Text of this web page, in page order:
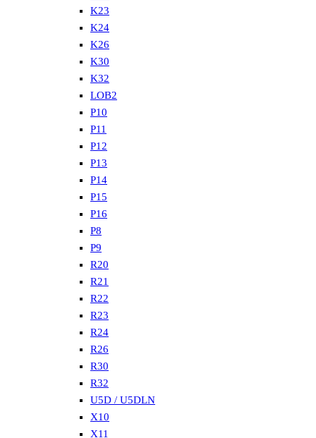
K23
K24
K26
K30
K32
LOB2
P10
P11
P12
P13
P14
P15
P16
P8
P9
R20
R21
R22
R23
R24
R26
R30
R32
U5D / U5DLN
X10
X11